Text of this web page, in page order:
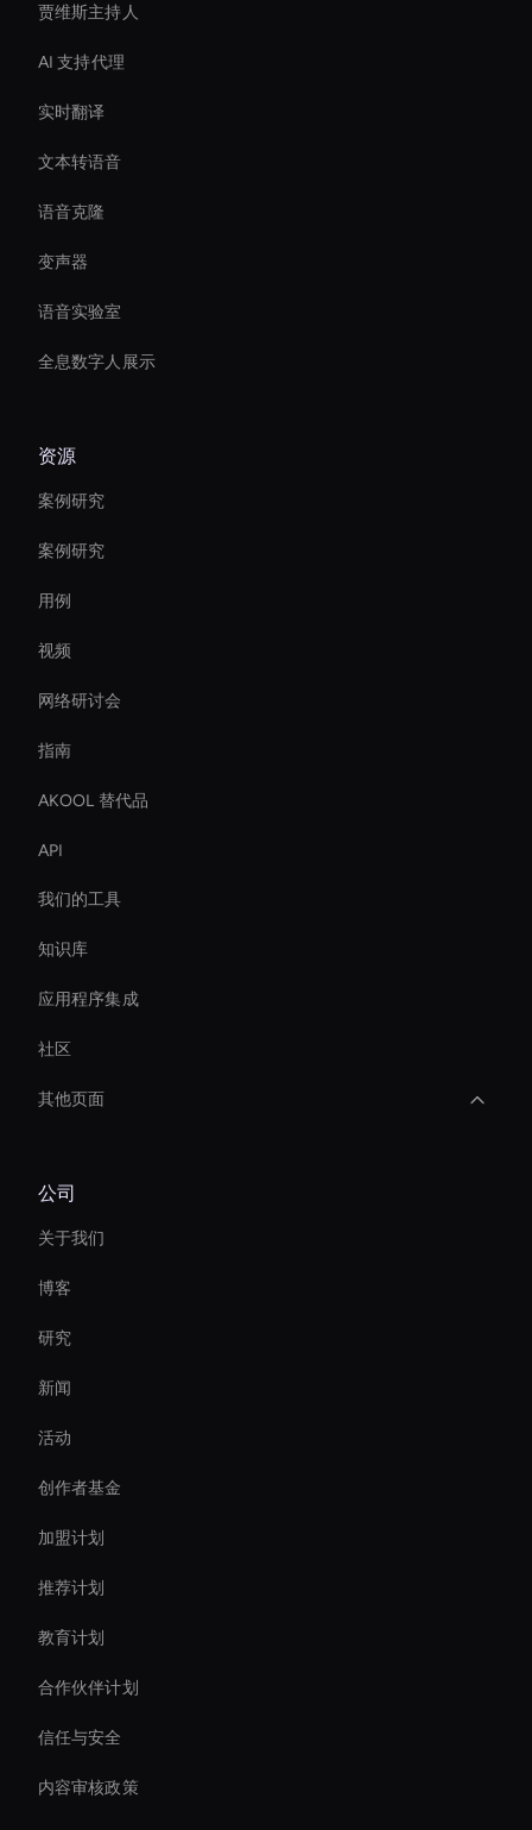
贾维斯主持人
AI 支持代理
实时翻译
文本转语音
语音克隆
变声器
语音实验室
全息数字人展示
资源
案例研究
案例研究
用例
视频
网络研讨会
指南
AKOOL 替代品
API
我们的工具
知识库
应用程序集成
社区
其他页面
Interactive Ai Avatar
Ai Avatar For Training
Custom Ai Avatar Development
Holographic Avatar For Retail Stores
How To Create A Live Ai Avatar
AI 视频聊天机器人解决方案
AI 体育视频编辑器
公司
关于我们
博客
研究
新闻
活动
创作者基金
加盟计划
推荐计划
教育计划
合作伙伴计划
信任与安全
内容审核政策